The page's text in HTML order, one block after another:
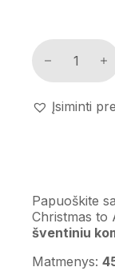
Įsiminti
Papuoškite
Christmas to
šventiniu
Matmenys: